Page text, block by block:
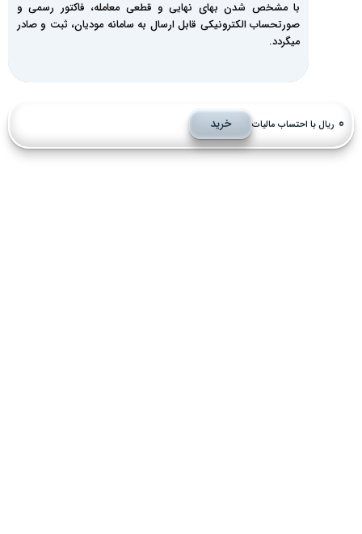
با مشخص شدن بهای نهایی و قطعی معامله، فاکتور رسمی و
صورتحساب الکترونیکی قابل ارسال به سامانه مودیان، ثبت و صادر
میگردد.
ریال با احتساب مالیات خرید